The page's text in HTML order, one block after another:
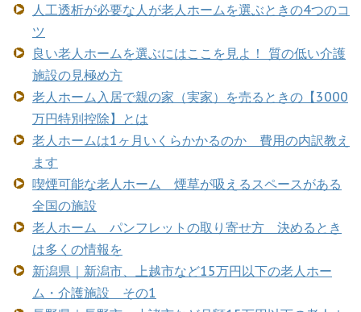
人工透析が必要な人が老人ホームを選ぶときの4つのコ
ツ
良い老人ホームを選ぶにはここを見よ！ 質の低い介護
施設の見極め方
老人ホーム入居で親の家（実家）を売るときの【3000
万円特別控除】とは
老人ホームは1ヶ月いくらかかるのか 費用の内訳教え
ます
喫煙可能な老人ホーム 煙草が吸えるスペースがある
全国の施設
老人ホーム パンフレットの取り寄せ方 決めるとき
は多くの情報を
新潟県｜新潟市、上越市など15万円以下の老人ホー
ム・介護施設 その1